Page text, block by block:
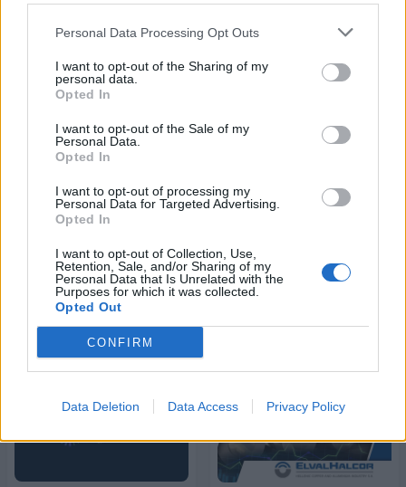
Personal Data Processing Opt Outs
I want to opt-out of the Sharing of my
personal data.
Opted In
I want to opt-out of the Sale of my
Personal Data.
Opted In
I want to opt-out of processing my
Personal Data for Targeted Advertising.
Opted In
I want to opt-out of Collection, Use,
Retention, Sale, and/or Sharing of my
Personal Data that Is Unrelated with the
Purposes for which it was collected.
Opted Out
CONFIRM
Data Deletion Data Access Privacy Policy
VW: Η δύσκολη εξίσωση της
Alpha Bank: Για πρώτη φορά το
άνοιξε τις πύλες του σε όλους
ESG Report 2025: Πώς η ΑΒ Βασιλόπουλος μετατρέπει τη
βιωσιμότητα σε καθημερινή πράξη
Stoiximan: «Πού ήσουν;» στις μεγάλες στιγμές του Ολυμπιακού
ΠΕΡΙΣΣΌΤΕΡΑ ΣΕ ΑΥΤΉ ΤΗΝ ΚΑΤΗΓΟΡΊΑ